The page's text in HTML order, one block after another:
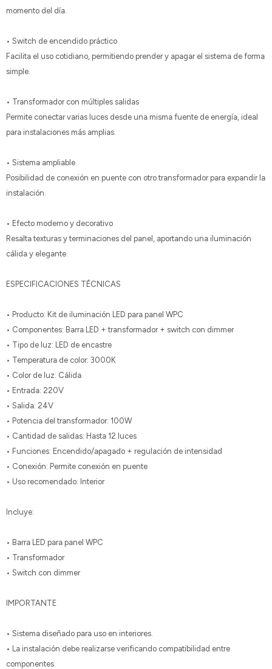
momento del día.
• Switch de encendido práctico
Facilita el uso cotidiano, permitiendo prender y apagar el sistema de forma
simple.
• Transformador con múltiples salidas
Permite conectar varias luces desde una misma fuente de energía, ideal
para instalaciones más amplias.
• Sistema ampliable
Posibilidad de conexión en puente con otro transformador para expandir la
instalación.
• Efecto moderno y decorativo
Resalta texturas y terminaciones del panel, aportando una iluminación
cálida y elegante.
ESPECIFICACIONES TÉCNICAS
• Producto: Kit de iluminación LED para panel WPC
• Componentes: Barra LED + transformador + switch con dimmer
• Tipo de luz: LED de encastre
• Temperatura de color: 3000K
• Color de luz: Cálida
• Entrada: 220V
• Salida: 24V
• Potencia del transformador: 100W
• Cantidad de salidas: Hasta 12 luces
• Funciones: Encendido/apagado + regulación de intensidad
• Conexión: Permite conexión en puente
• Uso recomendado: Interior
Incluye:
• Barra LED para panel WPC
• Transformador
• Switch con dimmer
IMPORTANTE
• Sistema diseñado para uso en interiores.
• La instalación debe realizarse verificando compatibilidad entre
componentes.